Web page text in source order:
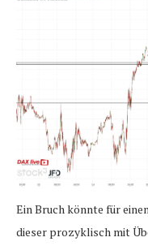
Ein Bruch könnte für
dieser prozyklisch mit